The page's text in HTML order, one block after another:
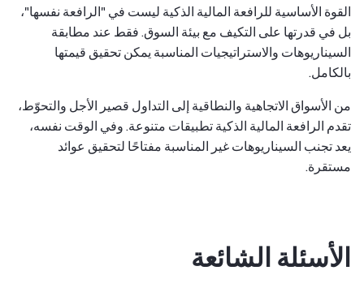
القوة الأساسية للرافعة المالية الذكية ليست في "الرافعة نفسها"،
بل في قدرتها على التكيف مع بيئة السوق. فقط عند مطابقة
السيناريوهات والاستراتيجيات المناسبة يمكن تحقيق قيمتها
بالكامل.
من الأسواق الاتجاهية والنطاقية إلى التداول قصير الأجل والتحوّط،
تقدم الرافعة المالية الذكية تطبيقات متنوعة. وفي الوقت نفسه،
يعد تجنب السيناريوهات غير المناسبة مفتاحًا لتحقيق عوائد
مستقرة.
الأسئلة الشائعة